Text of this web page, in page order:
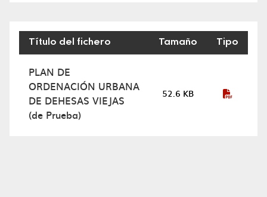
Título del fichero Tamaño Tipo
PLAN DE
ORDENACIÓN URBANA
DE DEHESAS VIEJAS
(de Prueba)
52.6 KB